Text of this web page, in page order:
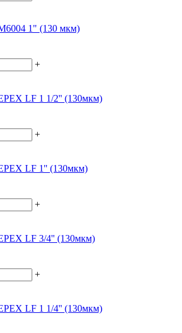
1" (130 мкм)
+
LF 1 1/2'' (130мкм)
+
LF 1'' (130мкм)
+
LF 3/4'' (130мкм)
+
LF 1 1/4'' (130мкм)